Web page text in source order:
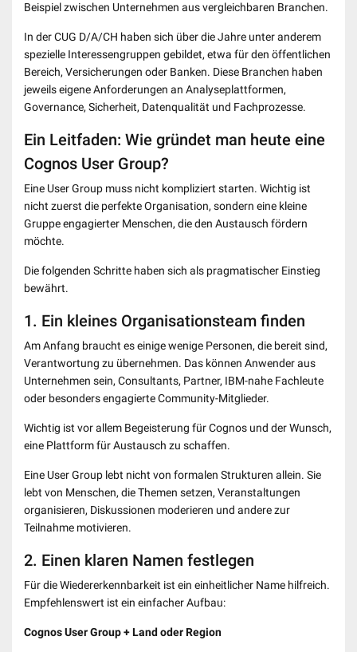
Beispiel zwischen Unternehmen aus vergleichbaren Branchen.
In der CUG D/A/CH haben sich über die Jahre unter anderem
spezielle Interessengruppen gebildet, etwa für den öffentlichen
Bereich, Versicherungen oder Banken. Diese Branchen haben
jeweils eigene Anforderungen an Analyseplattformen,
Governance, Sicherheit, Datenqualität und Fachprozesse.
Ein Leitfaden: Wie gründet man heute eine
Cognos User Group?
Eine User Group muss nicht kompliziert starten. Wichtig ist
nicht zuerst die perfekte Organisation, sondern eine kleine
Gruppe engagierter Menschen, die den Austausch fördern
möchte.
Die folgenden Schritte haben sich als pragmatischer Einstieg
bewährt.
1. Ein kleines Organisationsteam finden
Am Anfang braucht es einige wenige Personen, die bereit sind,
Verantwortung zu übernehmen. Das können Anwender aus
Unternehmen sein, Consultants, Partner, IBM-nahe Fachleute
oder besonders engagierte Community-Mitglieder.
Wichtig ist vor allem Begeisterung für Cognos und der Wunsch,
eine Plattform für Austausch zu schaffen.
Eine User Group lebt nicht von formalen Strukturen allein. Sie
lebt von Menschen, die Themen setzen, Veranstaltungen
organisieren, Diskussionen moderieren und andere zur
Teilnahme motivieren.
2. Einen klaren Namen festlegen
Für die Wiedererkennbarkeit ist ein einheitlicher Name hilfreich.
Empfehlenswert ist ein einfacher Aufbau:
Cognos User Group + Land oder Region